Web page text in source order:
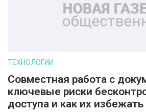
ТЕХНОЛОГИИ
Совместная работа с
ключевые риски
доступа и как их избежать